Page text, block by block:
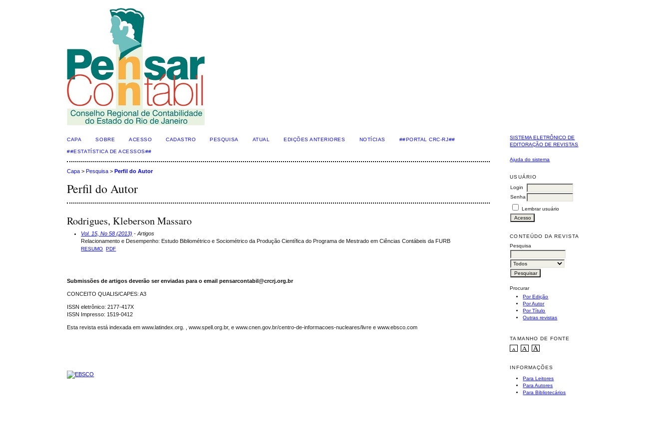
SISTEMA ELETRÔNICO DE
EDITORAÇÃO DE REVISTAS
Ajuda do sistema
USUÁRIO
Login
Senha
Lembrar usuário
CONTEÚDO DA REVISTA
Pesquisa
Procurar
Por Edição
Por Autor
Por Título
Outras revistas
TAMANHO DE FONTE
INFORMAÇÕES
Para Leitores
Para Autores
Para Bibliotecários
CAPA SOBRE ACESSO CADASTRO PESQUISA ATUAL EDIÇÕES ANTERIORES NOTÍCIAS ##PORTAL CRC-RJ##
##ESTATÍSTICA DE ACESSOS##
Capa >Pesquisa >Perfil do Autor
Perfil do Autor
Rodrigues, Kleberson Massaro
Vol. 15, No 58 (2013) - Artigos
Relacionamento e Desempenho: Estudo Bibliométrico e Sociométrico da Produção Científica do Programa de Mestrado em Ciências Contábeis da FURB
RESUMO PDF
Submissões de artigos deverão ser enviadas para o email pensarcontabil@crcrj.org.br
CONCEITO QUALIS/CAPES: A3
ISSN eletrônico: 2177-417X
ISSN Impresso: 1519-0412
Esta revista está indexada em www.latindex.org. , www.spell.org.br, e www.cnen.gov.br/centro-de-informacoes-nucleares/livre e www.ebsco.com